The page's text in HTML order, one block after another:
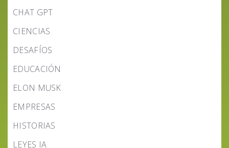
CHAT GPT
CIENCIAS
DESAFÍOS
EDUCACIÓN
ELON MUSK
EMPRESAS
HISTORIAS
LEYES IA